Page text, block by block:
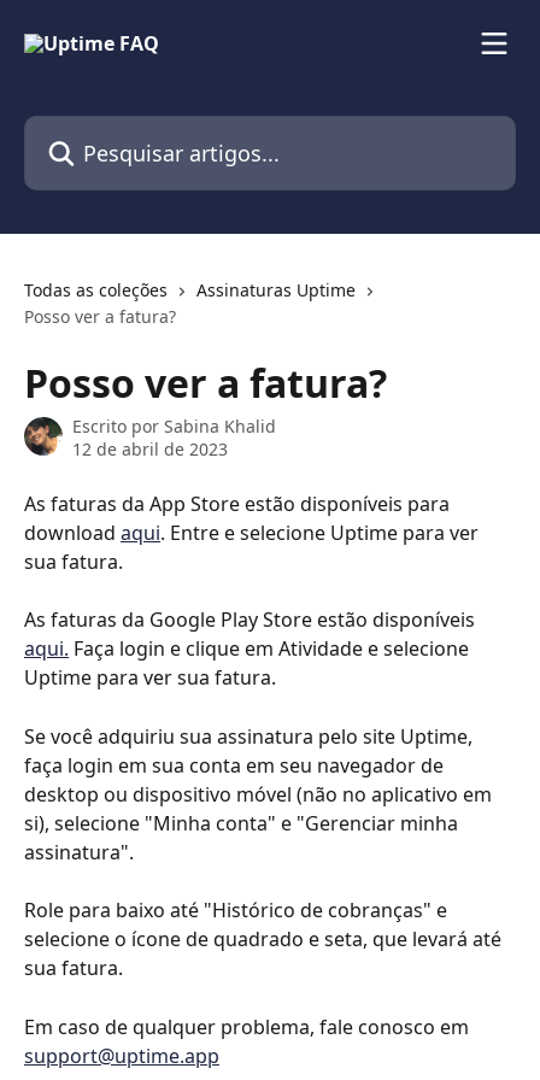
Pesquisar artigos...
Todas as coleções
Assinaturas Uptime
Posso ver a fatura?
Posso ver a fatura?
Escrito por Sabina Khalid
12 de abril de 2023
As faturas da App Store estão disponíveis para
download aqui. Entre e selecione Uptime para ver
sua fatura.
As faturas da Google Play Store estão disponíveis
aqui. Faça login e clique em Atividade e selecione
Uptime para ver sua fatura.
Se você adquiriu sua assinatura pelo site Uptime,
faça login em sua conta em seu navegador de
desktop ou dispositivo móvel (não no aplicativo em
si), selecione "Minha conta" e "Gerenciar minha
assinatura".
Role para baixo até "Histórico de cobranças" e
selecione o ícone de quadrado e seta, que levará até
sua fatura.
Em caso de qualquer problema, fale conosco em
support@uptime.app